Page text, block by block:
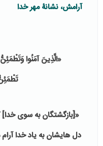
آرامش، نشانۀ مهر خدا
«الَّذِينَ آمَنُوا وَتَطْمَئِنُّ
«[بازگشتگان به سوی
دل هایشان به یاد خدا